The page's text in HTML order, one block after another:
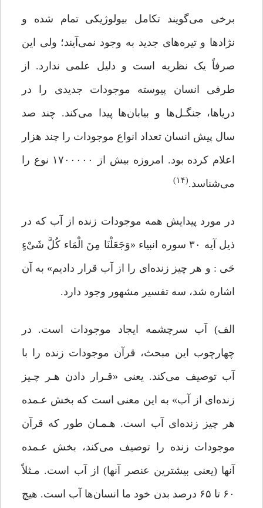
برخی می‌گویند تکامل بیولوژیکی تمام شده و
نژادها و تیره‌های جدید به وجود نمی‌آیند؛ ولی این
صرفاً یک نظریه است و دلیل علمی ندارد. از
طرفی انسان پیوسته موجودات جدیدی را در
دریاها، جنگـل‌ها و بیابان‌ها پیدا می‌کند. چند صد
سال پیش انسان تعداد انواع موجودات را چند هزار
اعلام کرده بود. امروزه بیش از ۱۷۰۰۰۰۰ نوع را
می‌شناسد.(۱۴)
در مورد پیدایش همه موجودات زنده از آب که در
ذیل آیه ۳۰ سوره انبیاء «وَجَعَلْنَا مِنَ الْمَاء کُلَّ شَیْءٍ
حَی : و هر چیز زنده‌ای را از آب قرار دادیم» به آن
اشاره شد، سه تفسیر مشهور وجود دارد.
الف) آب سرچشمه ایجاد موجودات است. در
چهارچوب این مبحث، قرآن موجودات زنده را با
آب توصیف می‌کند. یعنی «قـرار دادن هـر چـیز
زنده‌ای از آب» به این معنی است که بخش عـمده
هر چیز زنده‌ای آب است. هـمـان ‌طور که قرآن
موجودات زنده را توصیف می‌کند، بخش عـمده
آنها (یعنی بیشترین عنصر آنها) از آب است. مـثلاً
۶۰ تا ۶۵ درصد بدن خود ما انسان‌ها آب است. هیچ